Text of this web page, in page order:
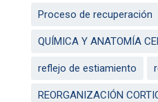
Proceso de recuperación
QUÍMICA Y ANATOMÍA
reflejo de estiamiento
REORGANIZACIÓN